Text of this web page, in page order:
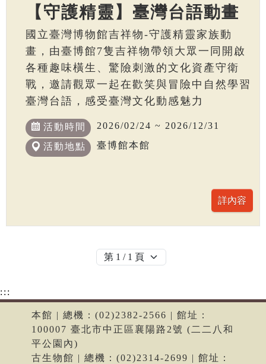
【守護精靈】臺灣台語動畫
國立臺灣博物館吉祥物-守護精靈家族動
畫，由臺博館7隻吉祥物帶領大眾一同開啟
各種趣味橫生、驚險刺激的文化資產守衛
戰，邀請觀眾一起在歡笑與冒險中自然學習
臺灣台語，感受臺灣文化動感魅力
活動時間 2026/02/24 ~ 2026/12/31
活動地點 臺博館本館
:::
本館 | 總機：(02)2382-2566 | 館址：
100007 臺北市中正區襄陽路2號 (二二八和
平公園內)
古生物館 | 總機：(02)2314-2699 | 館址：